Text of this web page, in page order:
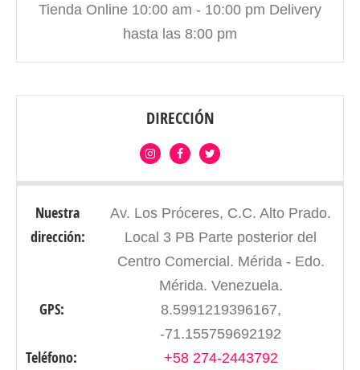
Tienda Online 10:00 am - 10:00 pm Delivery
hasta las 8:00 pm
DIRECCIÓN
Nuestra
dirección:
Av. Los Próceres, C.C. Alto Prado.
Local 3 PB Parte posterior del
Centro Comercial. Mérida - Edo.
Mérida. Venezuela.
GPS:
8.5991219396167,
-71.155759692192
Teléfono: +58 274-2443792